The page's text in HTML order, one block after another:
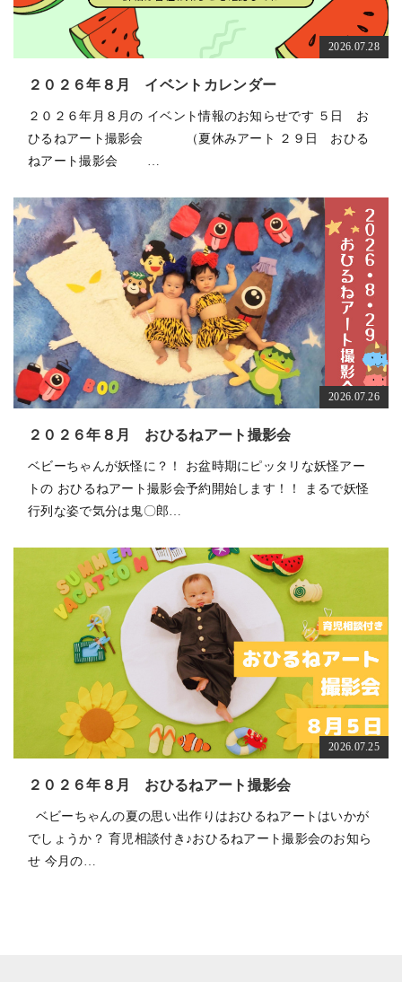
2026.07.28
２０２６年８月 イベントカレンダー
２０２６年月８月の イベント情報のお知らせです ５日 お
ひるねアート撮影会 （夏休みアート ２９日 おひる
ねアート撮影会 …
2026.07.26
２０２６年８月 おひるねアート撮影会
ベビーちゃんが妖怪に？！ お盆時期にピッタリな妖怪アー
トの おひるねアート撮影会予約開始します！！ まるで妖怪
行列な姿で気分は鬼〇郎…
2026.07.25
２０２６年８月 おひるねアート撮影会
ベビーちゃんの夏の思い出作りはおひるねアートはいかが
でしょうか？ 育児相談付き♪おひるねアート撮影会のお知ら
せ 今月の…